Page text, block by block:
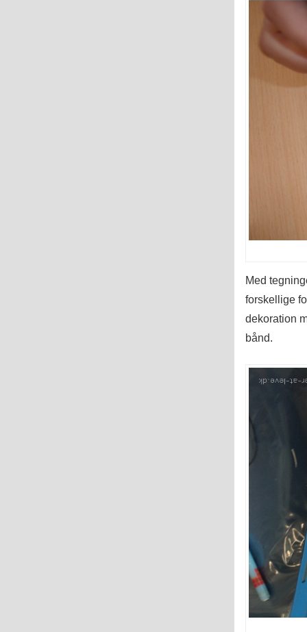
Med
forskellige
dekoration
bånd.